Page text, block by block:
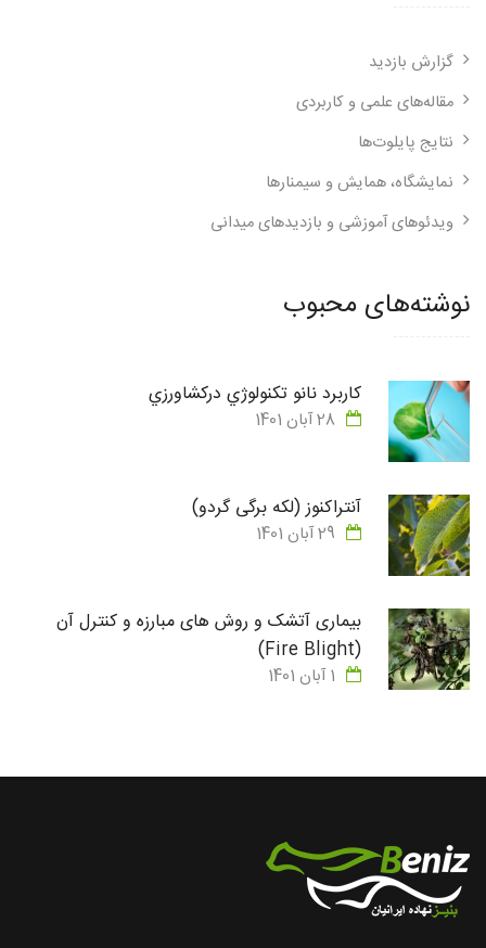
گزارش بازدید
مقاله‌های علمی و کاربردی
نتایج پایلوت‌ها
نمایشگاه، همایش و سیمنارها
ویدئوهای آموزشی و بازدیدهای میدانی
نوشته‌های محبوب
كاربرد نانو تكنولوژي دركشاورزي
28 آبان 1401
آنتراکنوز (لکه برگی گردو)
29 آبان 1401
بیماری آتشک و روش های مبارزه و کنترل آن
(Fire Blight)
1 آبان 1401